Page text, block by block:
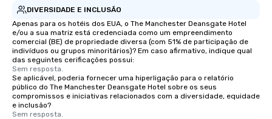
DIVERSIDADE E INCLUSÃO
Apenas para os hotéis dos EUA, o The Manchester Deansgate Hotel
e/ou a sua matriz está credenciada como um empreendimento
comercial (BE) de propriedade diversa (com 51% de participação de
indivíduos ou grupos minoritários)? Em caso afirmativo, indique qual
das seguintes cerificações possui:
Sem resposta.
Se aplicável, poderia fornecer uma hiperligação para o relatório
público do The Manchester Deansgate Hotel sobre os seus
compromissos e iniciativas relacionados com a diversidade, equidade
e inclusão?
Sem resposta.